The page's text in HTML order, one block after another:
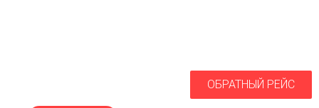
ОБРАТНЫЙ РЕЙС